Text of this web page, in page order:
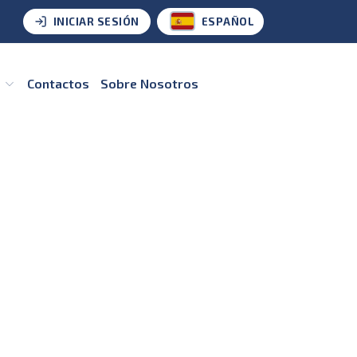
INICIAR SESIÓN ESPAÑOL
Contactos Sobre Nosotros